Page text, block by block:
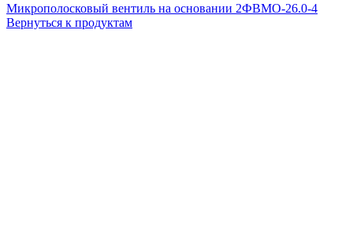
Микрополосковый вентиль на основании 2ФВМO-26.0-4
Вернуться к продуктам